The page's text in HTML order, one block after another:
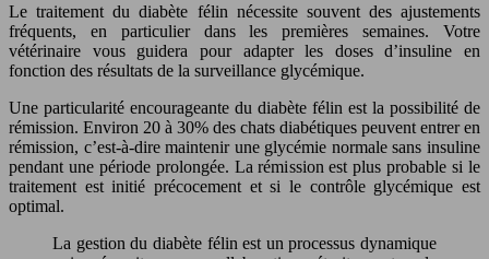
Le traitement du diabète félin nécessite souvent des ajustements
fréquents, en particulier dans les premières semaines. Votre
vétérinaire vous guidera pour adapter les doses d’insuline en
fonction des résultats de la surveillance glycémique.
Une particularité encourageante du diabète félin est la possibilité de
rémission. Environ 20 à 30% des chats diabétiques peuvent entrer en
rémission, c’est-à-dire maintenir une glycémie normale sans insuline
pendant une période prolongée. La rémission est plus probable si le
traitement est initié précocement et si le contrôle glycémique est
optimal.
La gestion du diabète félin est un processus dynamique